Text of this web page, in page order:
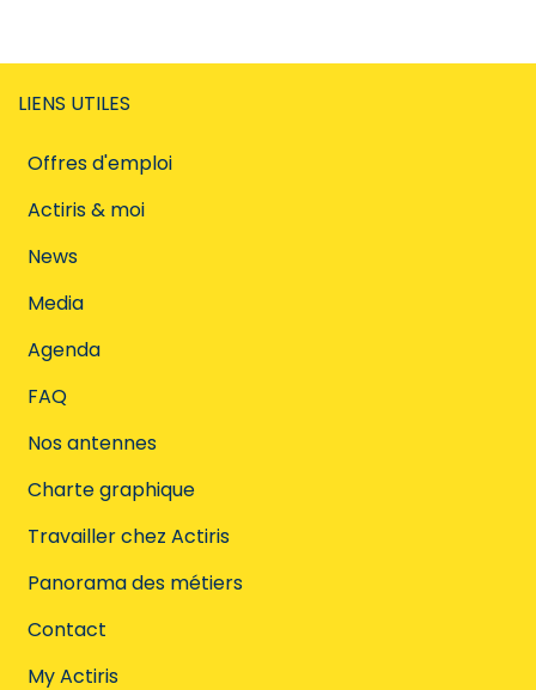
LIENS UTILES
Offres d'emploi
Actiris & moi
News
Media
Agenda
FAQ
Nos antennes
Charte graphique
Travailler chez Actiris
Panorama des métiers
Contact
My Actiris